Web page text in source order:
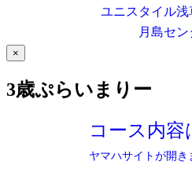
ユニスタイル浅
月島セン
×
3歳ぷらいまりー
コース内容
ヤマハサイトが開き